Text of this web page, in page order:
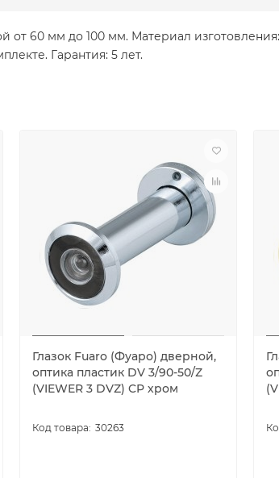
60 мм до 100 мм. Материал
Гарантия: 5 лет.
Глазок Fuaro (Фуаро) дверной,
оптика пластик DV 3/90-50/Z
(VIEWER 3 DVZ) CP хром
30263